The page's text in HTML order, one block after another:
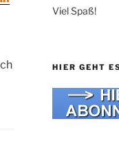
Viel Spaß!
HIER GEHT